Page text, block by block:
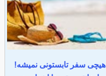
هیچی سفر تابستونی نمیشه!